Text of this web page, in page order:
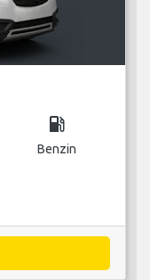
local_gas_station
Benzin